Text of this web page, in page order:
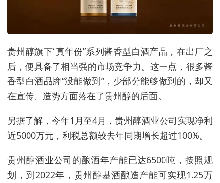
贵州醇旗下“真年份”系列酱香型白酒产品，在出厂之
后，便具备了相当强的市场竞争力。这一点，很多酱
香型白酒品牌“没能做到”，少部分能够做到的，却又
在宣传、造势方面落在了贵州醇的后面。
另据了解，今年1月至4月，贵州醇酒业公司实现净利
近5000万元，利税总额较去年同期增长超过100%。
贵州醇酒业公司的酿酒年产能已达6500吨，按照规
划，到2022年，贵州醇基酒酿造产能可实现1.25万